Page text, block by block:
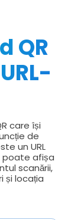
QR
care își
de
un URL
poate afișa
scanării,
și locația